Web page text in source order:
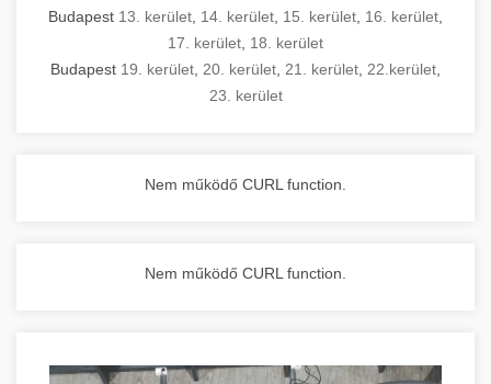
Budapest 13. kerület 14. kerület 15. kerület 16. kerület
17. kerület 18. kerület
Budapest 19. kerület 20. kerület 21. kerület 22.kerület
23. kerület
Nem működő CURL function.
Nem működő CURL function.